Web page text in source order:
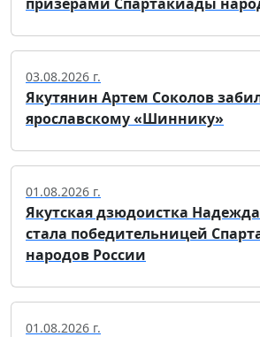
03.08.2026 г.
Якутянин Артем Соколов
ярославскому «Шиннику»
01.08.2026 г.
Якутская дзюдоистка
стала победительницей
народов России
01.08.2026 г.